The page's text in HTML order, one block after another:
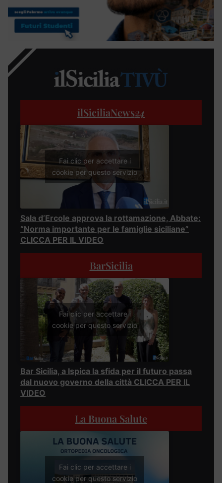
ilSiciliaNews24
Fai clic per accettare i
cookie per questo servizio
Sala d’Ercole approva la rottamazione, Abbate:
“Norma importante per le famiglie siciliane”
CLICCA PER IL VIDEO
BarSicilia
Fai clic per accettare i
cookie per questo servizio
Bar Sicilia, a Ispica la sfida per il futuro passa
dal nuovo governo della città CLICCA PER IL
VIDEO
La Buona Salute
Fai clic per accettare i
cookie per questo servizio